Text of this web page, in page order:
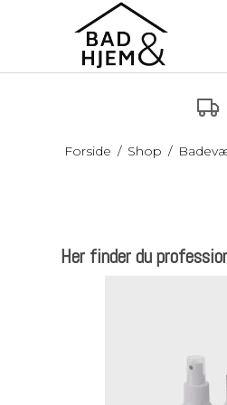
Glashylde
Hjørnehylde
Forside / Shop /
Her finder du